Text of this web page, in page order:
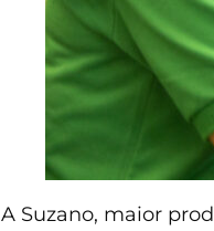
A Suzano, maior